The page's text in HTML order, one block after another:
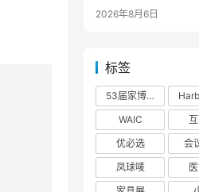
2026年8月6日
标签
53届家博会
WAIC
优必选
会
凤球唛